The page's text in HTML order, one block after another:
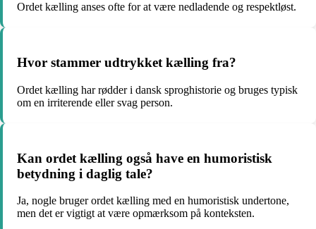
Ordet kælling anses ofte for at være nedladende og respektløst.
Hvor stammer udtrykket kælling fra?
Ordet kælling har rødder i dansk sproghistorie og bruges typisk
om en irriterende eller svag person.
Kan ordet kælling også have en humoristisk
betydning i daglig tale?
Ja, nogle bruger ordet kælling med en humoristisk undertone,
men det er vigtigt at være opmærksom på konteksten.